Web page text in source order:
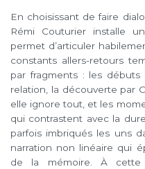
En choisissant de faire
Rémi Couturier installe
permet d’articuler
constants allers-retours
par fragments : les
relation, la découverte par
elle ignore tout, et les
qui contrastent avec la
parfois imbriqués les uns
narration non linéaire qui
de la mémoire. À cette